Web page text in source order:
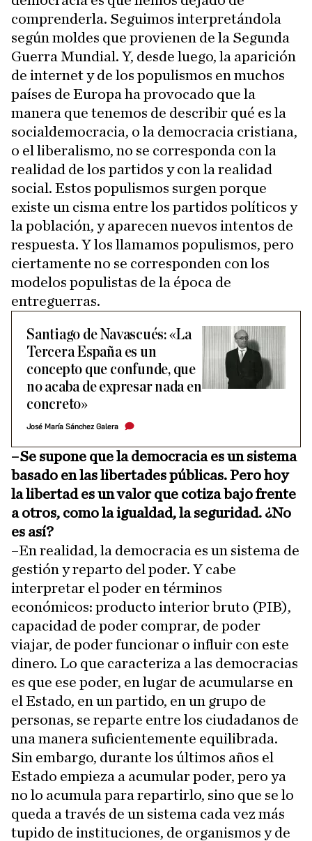
comprenderla. Seguimos interpretándola
según moldes que provienen de la Segunda
Guerra Mundial. Y, desde luego, la aparición
de internet y de los populismos en muchos
países de Europa ha provocado que la
manera que tenemos de describir qué es la
socialdemocracia, o la democracia cristiana,
o el liberalismo, no se corresponda con la
realidad de los partidos y con la realidad
social. Estos populismos surgen porque
existe un cisma entre los partidos políticos y
la población, y aparecen nuevos intentos de
respuesta. Y los llamamos populismos, pero
ciertamente no se corresponden con los
modelos populistas de la época de
entreguerras.
Santiago de Navascués: «La
Tercera España es un
concepto que confunde, que
no acaba de expresar nada en
concreto»
José María Sánchez Galera
–Se supone que la democracia es un sistema
basado en las libertades públicas. Pero hoy
la libertad es un valor que cotiza bajo frente
a otros, como la igualdad, la seguridad. ¿No
es así?
–En realidad, la democracia es un sistema de
gestión y reparto del poder. Y cabe
interpretar el poder en términos
económicos: producto interior bruto (PIB),
capacidad de poder comprar, de poder
viajar, de poder funcionar o influir con este
dinero. Lo que caracteriza a las democracias
es que ese poder, en lugar de acumularse en
el Estado, en un partido, en un grupo de
personas, se reparte entre los ciudadanos de
una manera suficientemente equilibrada.
Sin embargo, durante los últimos años el
Estado empieza a acumular poder, pero ya
no lo acumula para repartirlo, sino que se lo
queda a través de un sistema cada vez más
tupido de instituciones, de organismos y de